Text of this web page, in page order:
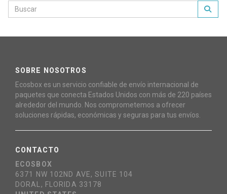
SOBRE NOSOTROS
Ecosbox es un servicio confiable de envío internacional de
paquetes que conecta Estados Unidos con más de 220 países
alrededor del mundo. Nos comprometemos a ofrecer
soluciones rápidas, económicas y seguras para tus envíos.
CONTACTO
ECOSBOX
6371 NW 102ND AVE, SUITE 104
DORAL, FLORIDA 33178